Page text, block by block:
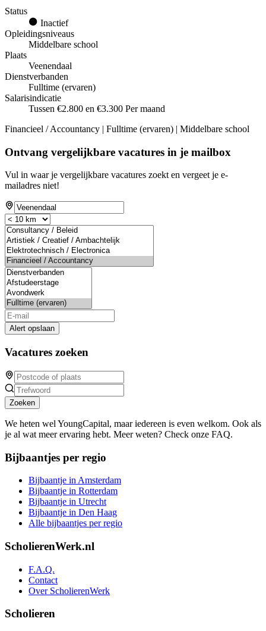
Status
Inactief
Opleidingsniveaus
Middelbare school
Plaats
Veenendaal
Dienstverbanden
Fulltime (ervaren)
Salarisindicatie
Tussen €2.800 en €3.300 Per maand
Financieel / Accountancy | Fulltime (ervaren) | Middelbare school
Ontvang vergelijkbare vacatures in je mailbox
Vul in waar je vergelijkbare vacatures zoekt en vergeet je e-
mailadres niet!
Alert opslaan
Vacatures zoeken
Zoeken
We heten wel YoungCapital, maar iedereen is even welkom. Ook als
je al wat meer ervaring hebt. Meer weten? Check onze FAQ.
Bijbaantjes per regio
Bijbaantje in Amsterdam
Bijbaantje in Rotterdam
Bijbaantje in Utrecht
Bijbaantje in Den Haag
Alle bijbaantjes per regio
ScholierenWerk.nl
F.A.Q.
Contact
Over ScholierenWerk
Scholieren